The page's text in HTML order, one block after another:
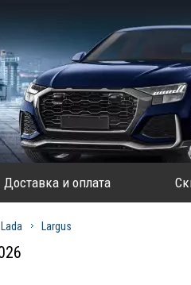
Доставка и оплата
Lada Largus